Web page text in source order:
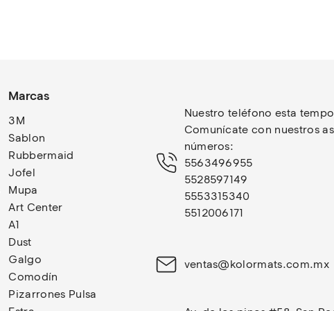
Marcas
3M
Sablon
Rubbermaid
Jofel
Mupa
Art Center
A1
Dust
Galgo
Comodín
Pizarrones Pulsa
Nuestro teléfono esta
Comunícate con nuestros
números:
5563496955
5528597149
5553315340
5512006171
ventas@kolormats.com.mx